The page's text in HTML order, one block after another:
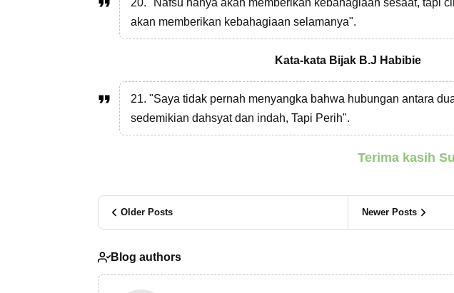
akan memberikan kebahagiaan selamanya".
Kata-kata Bijak B.J Habibie
21. "Saya tidak pernah menyangka bahwa hubungan antara
sedemikian dahsyat dan indah, Tapi Perih".
Terima
Older Posts Newer Posts
Blog authors